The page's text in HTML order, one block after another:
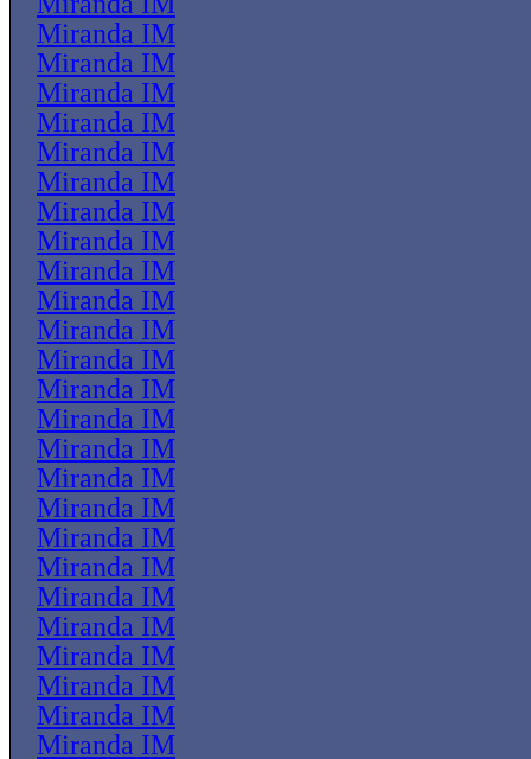
Miranda IM
Miranda IM
Miranda IM
Miranda IM
Miranda IM
Miranda IM
Miranda IM
Miranda IM
Miranda IM
Miranda IM
Miranda IM
Miranda IM
Miranda IM
Miranda IM
Miranda IM
Miranda IM
Miranda IM
Miranda IM
Miranda IM
Miranda IM
Miranda IM
Miranda IM
Miranda IM
Miranda IM
Miranda IM